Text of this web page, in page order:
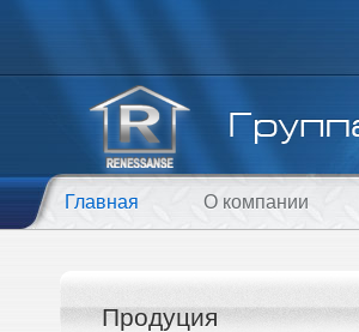
Главная О компании
Продуция